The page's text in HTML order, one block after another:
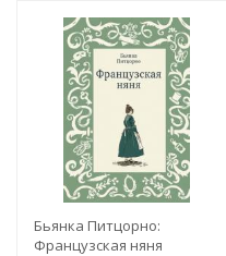
Бьянка Питцорно:
Французская няня